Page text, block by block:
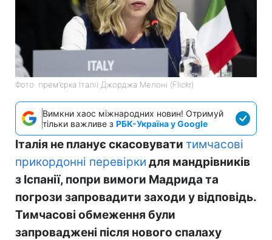
Фото: прем'єрка Італії Джорджа Мелоні (Flickr)
Вимкни хаос міжнародних новин! Отримуй
тільки важливе з РБК-Україна у Google
Італія не планує скасовувати тимчасові
прикордонні перевірки для мандрівників
з Іспанії, попри вимоги Мадрида та
погрози запровадити заходи у відповідь.
Тимчасові обмеження були
запроваджені після нового спалаху